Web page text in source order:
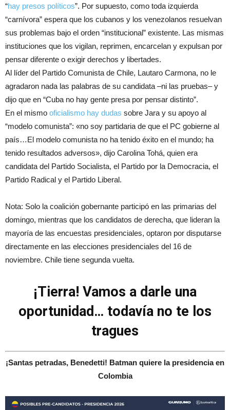
“hay presos políticos”. Por supuesto, como toda izquierda
“carnívora” espera que los cubanos y los venezolanos resuelvan
sus problemas bajo el orden “institucional” existente. Las mismas
instituciones que los vigilan, reprimen, encarcelan y expulsan por
pensar diferente o exigir derechos y libertades.
Al líder del Partido Comunista de Chile, Lautaro Carmona, no le
agradaron nada las palabras de su candidata –ni las pruebas– y
dijo que en “Cuba no hay gente presa por pensar distinto”.
En el mismo oficialismo hay dudas sobre Jara y su apoyo al
“modelo comunista”: «no soy partidaria de que el PC gobierne al
país…El modelo comunista no ha tenido éxito en el mundo; ha
tenido resultados adversos», dijo Carolina Tohá, quien era
candidata del Partido Socialista, el Partido por la Democracia, el
Partido Radical y el Partido Liberal.
Nota: Solo la coalición gobernante participó en las primarias del
domingo, mientras que los candidatos de derecha, que lideran la
mayoría de las encuestas presidenciales, optaron por disputarse
directamente en las elecciones presidenciales del 16 de
noviembre. Chile tiene segunda vuelta.
¡Tierra! Vamos a darle una
oportunidad… todavía no te los
tragues
¡Santas petradas, Benedetti! Batman quiere la presidencia en
Colombia